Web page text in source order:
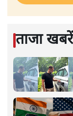
ताजा खबरें